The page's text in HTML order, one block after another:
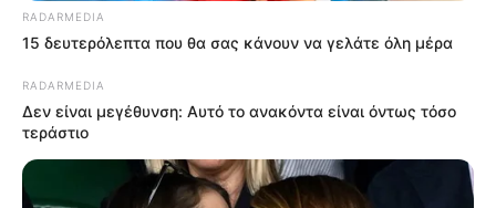
RADARMEDIA
15 δευτερόλεπτα που θα σας κάνουν να γελάτε όλη μέρα
RADARMEDIA
Δεν είναι μεγέθυνση: Αυτό το ανακόντα είναι όντως τόσο
τεράστιο